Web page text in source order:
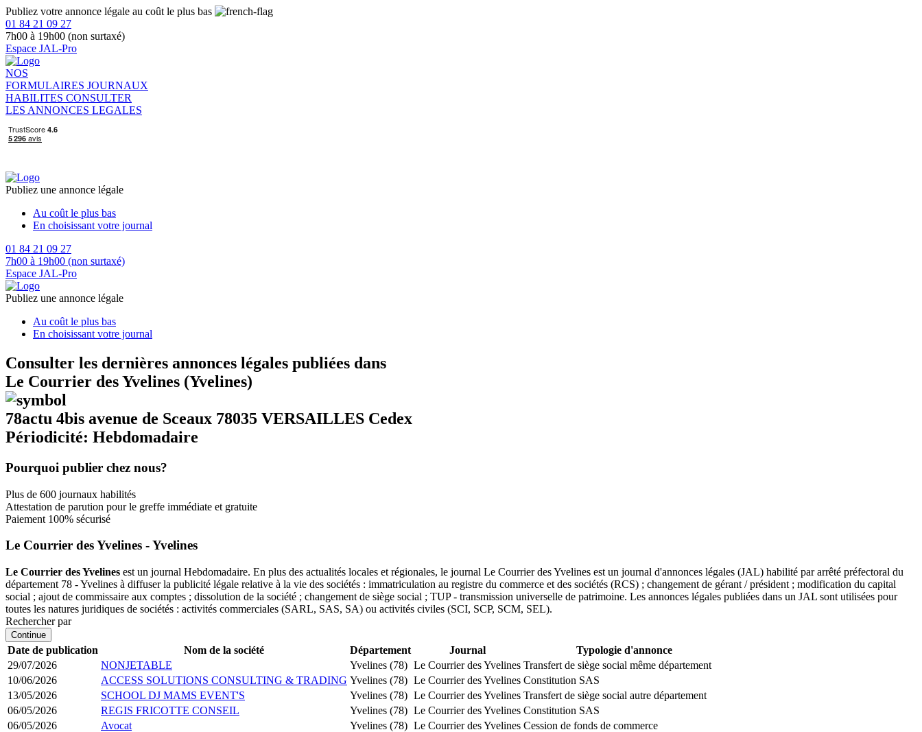
Publiez votre annonce légale au coût le plus bas
01 84 21 09 27
7h00 à 19h00 (non surtaxé)
Espace JAL-Pro
NOS
FORMULAIRES JOURNAUX
HABILITES CONSULTER
LES ANNONCES LEGALES
Publiez une annonce légale
Au coût le plus bas
En choisissant votre journal
01 84 21 09 27
7h00 à 19h00 (non surtaxé)
Espace JAL-Pro
Publiez une annonce légale
Au coût le plus bas
En choisissant votre journal
Consulter les dernières annonces légales publiées dans
Le Courrier des Yvelines (Yvelines)
78actu 4bis avenue de Sceaux 78035 VERSAILLES Cedex
Périodicité: Hebdomadaire
Pourquoi publier chez nous?
Plus de 600 journaux habilités
Attestation de parution pour le greffe immédiate et gratuite
Paiement 100% sécurisé
Le Courrier des Yvelines - Yvelines
Le Courrier des Yvelines est un journal Hebdomadaire. En plus des actualités locales et régionales, le journal Le Courrier des Yvelines est un journal d'annonces légales (JAL) habilité par arrêté préfectoral du
département 78 - Yvelines à diffuser la publicité légale relative à la vie des sociétés : immatriculation au registre du commerce et des sociétés (RCS) ; changement de gérant / président ; modification du capital
social ; ajout de commissaire aux comptes ; dissolution de la société ; changement de siège social ; TUP - transmission universelle de patrimoine. Les annonces légales publiées dans un JAL sont utilisées pour
toutes les natures juridiques de sociétés : activités commerciales (SARL, SAS, SA) ou activités civiles (SCI, SCP, SCM, SEL).
Rechercher par
Continue
Date de publication Nom de la société Département Journal
Typologie d'annonce
29/07/2026
NONJETABLE Yvelines (78) Le Courrier des Yvelines Transfert de siège social même département
10/06/2026
ACCESS SOLUTIONS CONSULTING & TRADING Yvelines (78) Le Courrier des Yvelines Constitution SAS
13/05/2026
SCHOOL DJ MAMS EVENT'S Yvelines (78) Le Courrier des Yvelines Transfert de siège social autre département
06/05/2026
REGIS FRICOTTE CONSEIL Yvelines (78) Le Courrier des Yvelines Constitution SAS
06/05/2026
Avocat Yvelines (78) Le Courrier des Yvelines Cession de fonds de commerce